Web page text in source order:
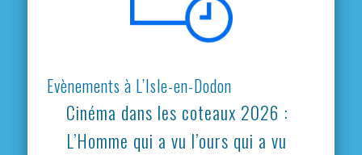
Evènements à L’Isle-en-Dodon
Cinéma dans les coteaux 2026 :
L’Homme qui a vu l’ours qui a vu